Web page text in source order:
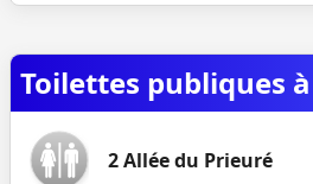
Toilettes publiques
2 Allée du Prieuré